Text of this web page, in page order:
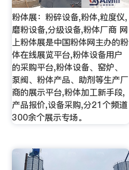
粉体展：粉碎设备,粉体,粒度仪,
磨粉设备,分级设备,粉体厂商 网
上粉体展是中国粉体网主办的粉
体在线展览平台,粉体设备用户
的采购平台,粉体设备、窑炉、
泵阀、粉体产品、助剂等生产厂
商的展示平台,粉体加工新手段,
产品报价,设备采购,分21个频道
300余个展示专场。